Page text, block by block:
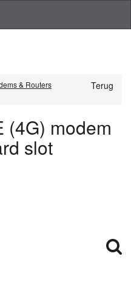
Terug
& Routers
(4G) modem
slot